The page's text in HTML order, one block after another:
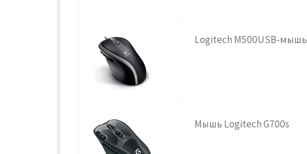
Logitech M500USB-мышь
Мышь LogitechG700s